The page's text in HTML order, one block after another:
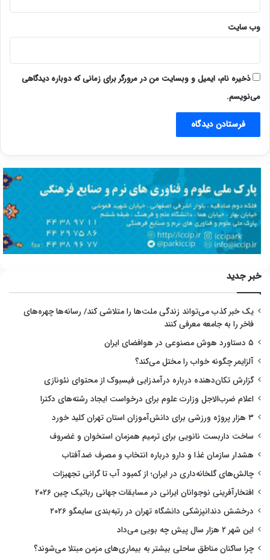
وب‌ سایت
ذخیره نام، ایمیل و وبسایت من در مرورگر برای زمانی که دوباره دیدگاهی
می‌نویسم.
خبر جدید
یک خبر کذب می‌تواند زندگی ملت‌ها را متلاشی کند/ رسانه‌ها چهره‌های
فاخر را به جامعه معرفی کنند
۵ دستاورد هوش مصنوعی در هوافضای ایران
آلزایمر چگونه خواب را مختل می‌کند؟
گزارش تکان‌دهنده درباره درآمدزایی فیسبوک از محتوای نئونازی
اعلام ضرب‌الاجل وزارت علوم برای درخواست ایجاد رشته‌های دکترا
۳ هزار پروژه ورزشی برای دانش‌آموزان استان تهران کلید خورد
ساخت داربست نانویی برای ترمیم همزمان استخوان و غضروف
هشدار سازمان غذا و دارو درباره انتخاب و مصرف ضدآفتاب
چالش‌های گلخانه‌داری در ایران؛ از کمبود آب تا گرانی تجهیزات
افتخارآفرینی نوجوانان ایرانی در مسابقات جهانی رباتیک چین ۲۰۲۶
درخشش دندانپزشکی دانشگاه تهران در رتبه‌بندی سایمگو ۲۰۲۶
این شهر ۲ هزار سال پیش چه بویی می‌داد
چرا ساکنان مناطق ساحلی بیشتر به بیماری‌های مزمن مبتلا می‌شوند؟